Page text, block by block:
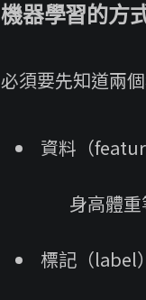
機器學習的方
必須要先知道兩
資料（
身高體
標記（label）